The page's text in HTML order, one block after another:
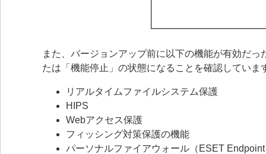
また、バージョンアップ前に以下の機能が有効だ
たは「機能停止」の状態になることを確認していま
リアルタイムファイルシステム保護
HIPS
Webアクセス保護
フィッシング対策保護の機能
パーソナルファイアウォール（ESET